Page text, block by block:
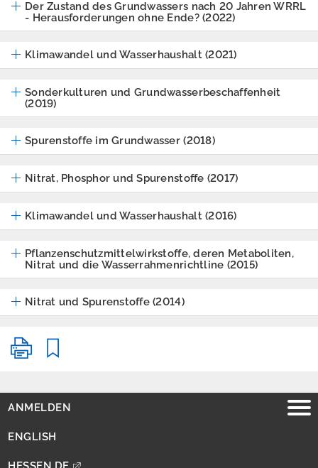
nach
Düngeverordnung
Hochwasser
Hydrogeologie
Niederschlag
Oberflächennahe
Geothermie
Seen und
Badegewässer
Wasserrahmenricht
Der Zustand des Grundwassers nach 20 Jahren WRRL
- Herausforderungen ohne Ende? (2022)
Klimawandel und Wasserhaushalt (2021)
Sonderkulturen und Grundwasserbeschaffenheit
(2019)
Spurenstoffe im Grundwasser (2018)
Nitrat, Phosphor und Spurenstoffe (2017)
Klimawandel und Wasserhaushalt (2016)
Pflanzenschutzmittelwirkstoffe, deren Metaboliten,
Nitrat und die Wasserrahmenrichtline (2015)
Nitrat und Spurenstoffe (2014)
ANMELDEN
ENGLISH